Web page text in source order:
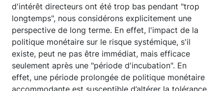
d'intérêt directeurs ont été trop bas pendant "trop
longtemps", nous considérons explicitement une
perspective de long terme. En effet, l'impact de la
politique monétaire sur le risque systémique, s'il
existe, peut ne pas être immédiat, mais efficace
seulement après une "période d'incubation". En
effet, une période prolongée de politique monétaire
accommodante est susceptible d’altérer la tolérance